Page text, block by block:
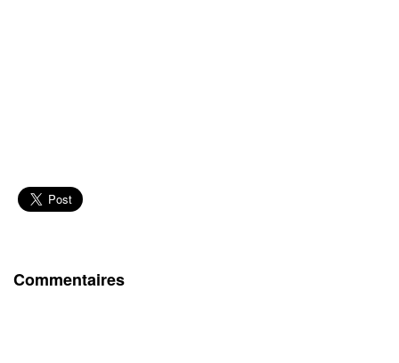
Commentaires